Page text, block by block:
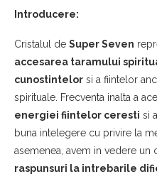
Introducere:
Cristalul de Super Seven
accesarea taramului
cunostintelor si a fiintelor
spirituale. Frecventa inalta a
energiei fiintelor ceresti si
buna intelegere cu privire la
asemenea, avem in vedere un
raspunsuri la intrebarile